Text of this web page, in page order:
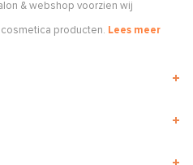
& webshop voorzien wij
producten. Lees meer